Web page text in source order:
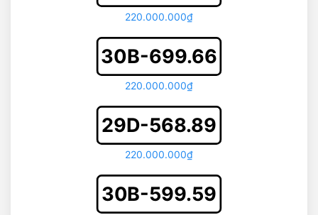
220.000.000₫
30B-699.66
220.000.000₫
29D-568.89
220.000.000₫
30B-599.59